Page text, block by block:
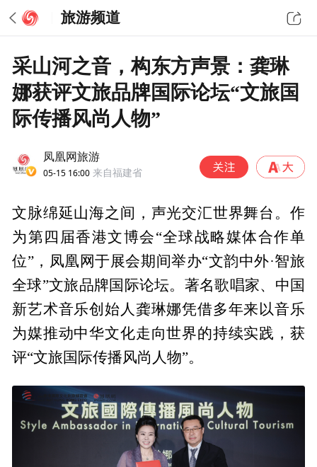
旅游频道
采山河之音，构东方声景：龚琳
娜获评文旅品牌国际论坛“文旅国
际传播风尚人物”
凤凰网旅游
05-15 16:00 来自福建省
文脉绵延山海之间，声光交汇世界舞台。作
为第四届香港文博会“全球战略媒体合作单
位”，凤凰网于展会期间举办“文韵中外·智旅
全球”文旅品牌国际论坛。著名歌唱家、中国
新艺术音乐创始人龚琳娜凭借多年来以音乐
为媒推动中华文化走向世界的持续实践，获
评“文旅国际传播风尚人物”。